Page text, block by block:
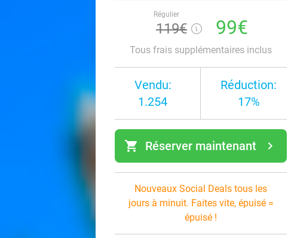
Régulier
119€ 99€
Tous frais supplémentaires inclus
Vendu:
1.254
Réduction:
17%
shopping_cart navigate_next
Réserver maintenant
Nouveaux Social Deals tous les
jours à minuit. Faites vite, épuisé =
épuisé !